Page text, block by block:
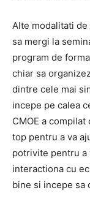
Alte modalitati
sa mergi la
program de
chiar sa
dintre cele mai
incepe pe calea
CMOE a
top pentru a va
potrivite pentru a
interactiona cu
bine si incepe sa